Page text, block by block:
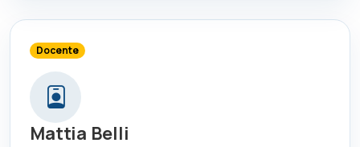
Docente
Mattia Belli